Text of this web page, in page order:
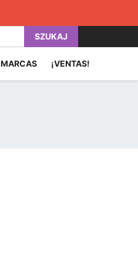
SZUKAJ
MARCAS ¡VENTAS!